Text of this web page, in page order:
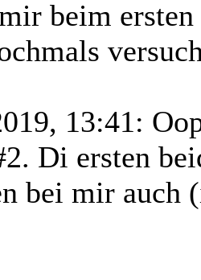
beim
13:41:
Di ersten
bei mir auch